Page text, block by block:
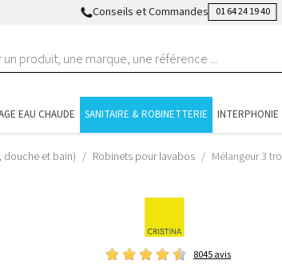
Conseils et Commandes 01 64 24 19 40
EAU CHAUDE SANITAIRE & ROBINETTERIE INTERPHONIE
douche et bain) Robinets pour lavabos Mélangeur 3
8045 avis